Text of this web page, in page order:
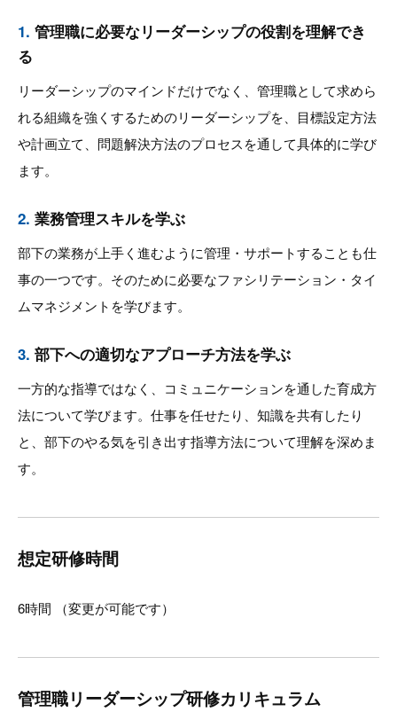
1. 管理職に必要なリーダーシップの役割を理解でき
る
リーダーシップのマインドだけでなく、管理職として求めら
れる組織を強くするためのリーダーシップを、目標設定方法
や計画立て、問題解決方法のプロセスを通して具体的に学び
ます。
2. 業務管理スキルを学ぶ
部下の業務が上手く進むように管理・サポートすることも仕
事の一つです。そのために必要なファシリテーション・タイ
ムマネジメントを学びます。
3. 部下への適切なアプローチ方法を学ぶ
一方的な指導ではなく、コミュニケーションを通した育成方
法について学びます。仕事を任せたり、知識を共有したり
と、部下のやる気を引き出す指導方法について理解を深めま
す。
想定研修時間
6時間 （変更が可能です）
管理職リーダーシップ研修カリキュラム